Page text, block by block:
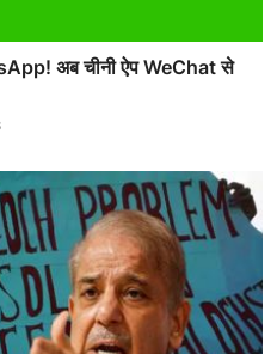
अब चीनी ऐप WeChat से